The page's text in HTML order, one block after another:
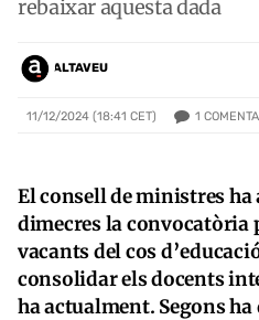
rebaixar aquesta dada
ALTAVEU
11/12/2024 (18:41 CET) 1
El consell de ministres ha
dimecres la convocatòria
vacants del cos
consolidar els docents
ha actualment. Segons